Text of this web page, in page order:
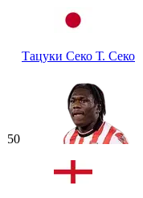
Тацуки Секо Т. Секо
50